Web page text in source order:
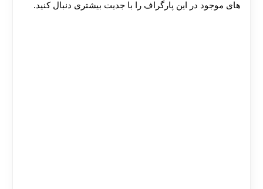
های موجود در این پارگراف را با جدیت بیشتری دنبال کنید.